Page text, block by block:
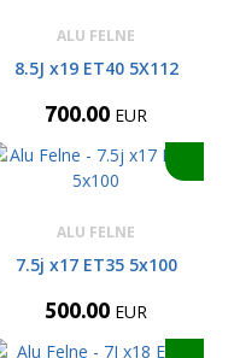
ALU FELNE
8.5J x19 ET40 5X112
700.00 EUR
ALU FELNE
7.5j x17 ET35 5x100
500.00 EUR